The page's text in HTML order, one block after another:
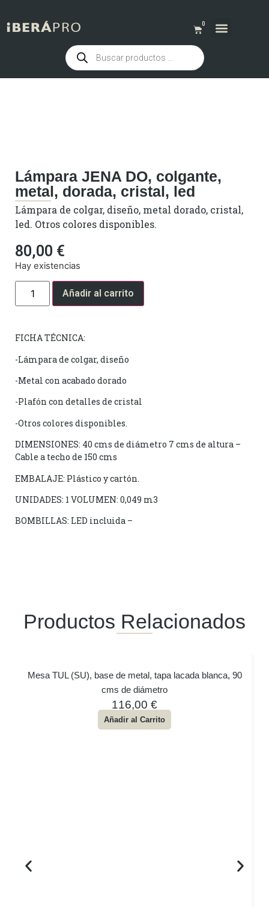
0
Lámpara JENA DO, colgante,
metal, dorada, cristal, led
Lámpara de colgar, diseño, metal dorado, cristal,
led. Otros colores disponibles.
80,00 €
Hay existencias
Añadir al carrito
FICHA TÉCNICA:
-Lámpara de colgar, diseño
-Metal con acabado dorado
-Plafón con detalles de cristal
-Otros colores disponibles.
DIMENSIONES: 40 cms de diámetro 7 cms de altura –
Cable a techo de 150 cms
EMBALAJE: Plástico y cartón.
UNIDADES: 1 VOLUMEN: 0,049 m3
BOMBILLAS: LED incluida –
Productos Relacionados
Mesa TUL (SU), base de metal, tapa lacada blanca, 90
cms de diámetro
116,00 €
Añadir al Carrito